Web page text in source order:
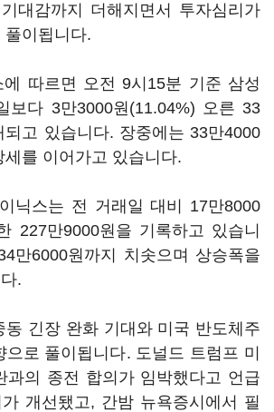
대감까지 더해지면서 투자심리가
풀이됩니다.
에 따르면 오전 9시15분 기준 삼성
보다 3만3000원(11.04%) 오른 33
되고 있습니다. 장중에는 33만4000
를 이어가고 있습니다.
닉스는 전 거래일 대비 17만8000
227만9000원을 기록하고 있습니
만6000원까지 치솟으며 상승폭을
.
동 긴장 완화 기대와 미국 반도체주
로 풀이됩니다. 도널드 트럼프 미
과의 종전 합의가 임박했다고 언급
개선됐고, 간밤 뉴욕증시에서 필